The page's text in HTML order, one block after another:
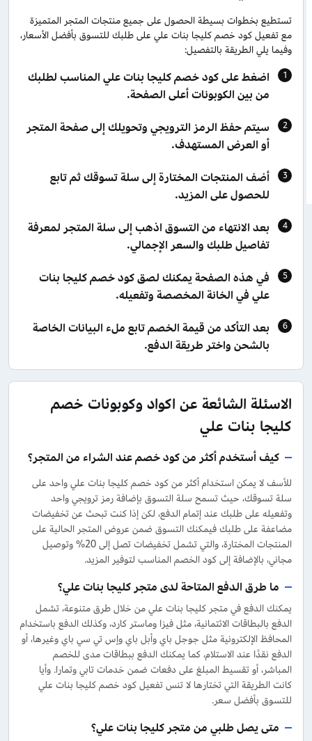
تستطيع بخطوات بسيطة الحصول على جميع منتجات المتجر المتميزة
مع تفعيل كود خصم كليجا بنات علي على طلبك للتسوق بأفضل الأسعار،
وفيما يلي الطريقة بالتفصيل:
اضغط على كود خصم كليجا بنات علي المناسب لطلبك
من بين الكوبونات أعلى الصفحة.
سيتم حفظ الرمز الترويجي وتحويلك إلى صفحة المتجر
أو العرض المستهدف.
أضف المنتجات المختارة إلى سلة تسوقك ثم تابع
للحصول على المزيد.
بعد الانتهاء من التسوق اذهب إلى سلة المتجر لمعرفة
تفاصيل طلبك والسعر الإجمالي.
في هذه الصفحة يمكنك لصق كود خصم كليجا بنات
علي في الخانة المخصصة وتفعيله.
بعد التأكد من قيمة الخصم تابع ملء البيانات الخاصة
بالشحن واختر طريقة الدفع.
الاسئلة الشائعة عن اكواد وكوبونات خصم
كليجا بنات علي
كيف أستخدم أكثر من كود خصم عند الشراء من المتجر؟
للأسف لا يمكن استخدام أكثر من كود خصم كليجا بنات علي واحد على
سلة تسوقك، حيث تسمح سلة التسوق بإضافة رمز ترويجي واحد
وتفعيله على طلبك عند إتمام الدفع، لكن إذا كنت تبحث عن تخفيضات
مضاعفة على طلبك فيمكنك التسوق ضمن عروض المتجر الحالية على
المنتجات المختارة، والتي تشمل تخفيضات تصل إلى 20% وتوصيل
مجاني، بالإضافة إلى كود الخصم المناسب لتوفير المزيد.
ما طرق الدفع المتاحة لدى متجر كليجا بنات علي؟
يمكنك الدفع في متجر كليجا بنات علي من خلال طرق متنوعة، تشمل
الدفع بالبطاقات الائتمانية، مثل فيزا وماستر كارد، وكذلك الدفع باستخدام
المحافظ الإلكترونية مثل جوجل باي وأبل باي وإس تي سي باي وغيرها، أو
الدفع نقدًا عند الاستلام، كما يمكنك الدفع ببطاقات مدى للخصم
المباشر، أو تقسيط المبلغ على دفعات ضمن خدمات تابي وتمارا. وأيا
كانت الطريقة التي تختارها لا تنس تفعيل كود خصم كليجا بنات علي
للتسوق بأفضل سعر.
متى يصل طلبي من متجر كليجا بنات علي؟